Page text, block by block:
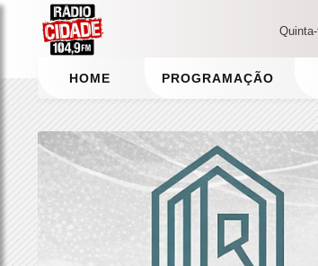
HOME PROGRAMAÇÃO